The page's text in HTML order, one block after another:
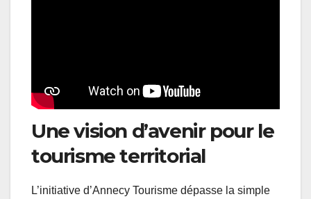
Une vision d’avenir pour le
tourisme territorial
L’initiative d’Annecy Tourisme dépasse la simple